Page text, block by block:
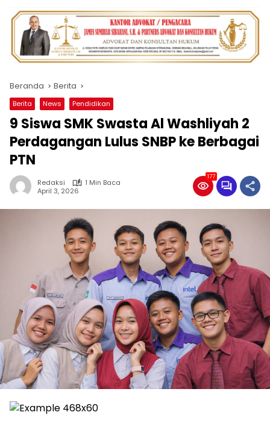
Beranda Berita
Berita News Pendidikan
9 Siswa SMK Swasta Al Washliyah 2
Perdagangan Lulus SNBP ke Berbagai
PTN
Redaksi
1 Min Baca
April 3, 2026
177